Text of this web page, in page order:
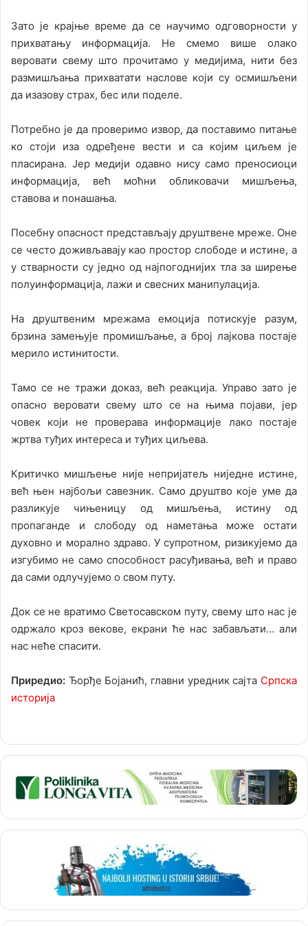
Зато је крајње време да се научимо одговорности у
прихватању информација. Не смемо више олако
веровати свему што прочитамо у медијима, нити без
размишљања прихватати наслове који су осмишљени
да изазову страх, бес или поделе.
Потребно је да проверимо извор, да поставимо питање
ко стоји иза одређене вести и са којим циљем је
пласирана. Јер медији одавно нису само преносиоци
информација, већ моћни обликовачи мишљења,
ставова и понашања.
Посебну опасност представљају друштвене мреже. Оне
се често доживљавају као простор слободе и истине, а
у стварности су једно од најпогоднијих тла за ширење
полуинформација, лажи и свесних манипулација.
На друштвеним мрежама емоција потискује разум,
брзина замењује промишљање, а број лајкова постаје
мерило истинитости.
Тамо се не тражи доказ, већ реакција. Управо зато је
опасно веровати свему што се на њима појави, јер
човек који не проверава информације лако постаје
жртва туђих интереса и туђих циљева.
Критичко мишљење није непријатељ ниједне истине,
већ њен најбољи савезник. Само друштво које уме да
разликује чињеницу од мишљења, истину од
пропаганде и слободу од наметања може остати
духовно и морално здраво. У супротном, ризикујемо да
изгубимо не само способност расуђивања, већ и право
да сами одлучујемо о свом путу.
Док се не вратимо Светосавском путу, свему што нас је
одржало кроз векове, екрани ће нас забављати… али
нас неће спасити.
Приредио: Ђорђе Бојанић, главни уредник сајта Српска
историја